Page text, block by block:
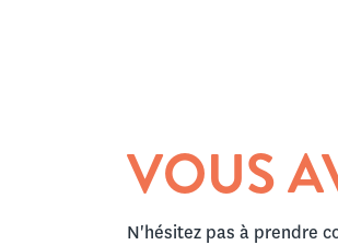
VOUS
N'hésitez pas à prendre